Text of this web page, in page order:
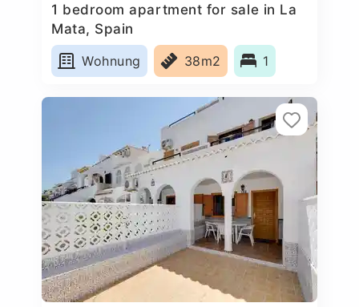
1 bedroom apartment for sale in La
Mata, Spain
Wohnung
38m2 1